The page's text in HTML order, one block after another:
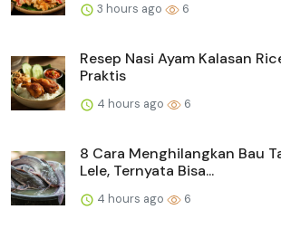
3 hours ago 6
Resep Nasi Ayam Kalasan
Praktis
4 hours ago 6
8 Cara Menghilangkan Bau
Lele, Ternyata Bisa...
4 hours ago 6